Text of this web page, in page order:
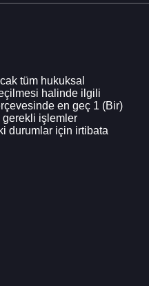
tüm hukuksal
halinde ilgili
en geç 1 (Bir)
gerekli işlemler
durumlar için irtibata